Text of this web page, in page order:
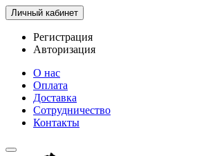
Личный кабинет
Регистрация
Авторизация
О нас
Оплата
Доставка
Сотрудничество
Контакты